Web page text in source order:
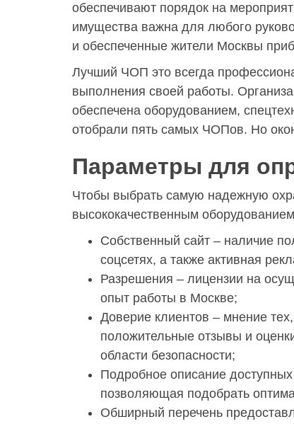
обеспечивают порядок на
имущества важна для любого
и обеспеченные жители Москвы
Лучший ЧОП это всегда
выполнения своей работы.
обеспечена оборудованием,
отобрали пять самых ЧОПов. Но
Параметры для
Чтобы выбрать самую надежную
высококачественным
Собственный сайт – наличие
соцсетях, а также активная
Разрешения – лицензии на
опыт работы в Москве;
Доверие клиентов – мнение
положительные отзывы и
области безопасности;
Подробное описание
позволяющая подобрать
Обширный перечень